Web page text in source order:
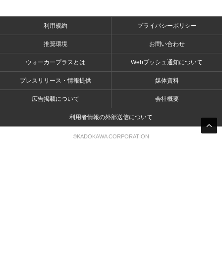
利用規約 プライバシーポリシー
推奨環境 お問い合わせ
ウォーカープラスとは Webプッシュ通知について
プレスリリース・情報提供 媒体資料
広告掲載について 会社概要
利用者情報の外部送信について
©KADOKAWA CORPORATION